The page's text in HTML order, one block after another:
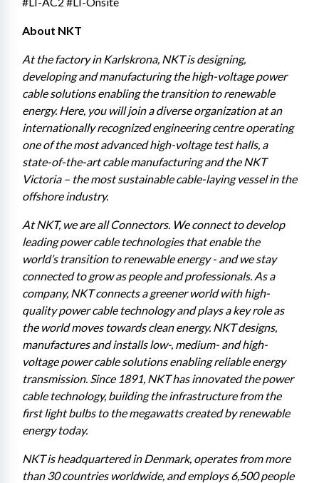
About NKT
At the factory in Karlskrona, NKT is designing,
developing and manufacturing the high-voltage power
cable solutions enabling the transition to renewable
energy. Here, you will join a diverse organization at an
internationally recognized engineering centre operating
one of the most advanced high-voltage test halls, a
state-of-the-art cable manufacturing and the NKT
Victoria – the most sustainable cable-laying vessel in the
offshore industry.
At NKT, we are all Connectors. We connect to develop
leading power cable technologies that enable the
world’s transition to renewable energy - and we stay
connected to grow as people and professionals. As a
company, NKT connects a greener world with high-
quality power cable technology and plays a key role as
the world moves towards clean energy. NKT designs,
manufactures and installs low-, medium- and high-
voltage power cable solutions enabling reliable energy
transmission. Since 1891, NKT has innovated the power
cable technology, building the infrastructure from the
first light bulbs to the megawatts created by renewable
energy today.
NKT is headquartered in Denmark, operates from more
than 30 countries worldwide, and employs 6,500 people